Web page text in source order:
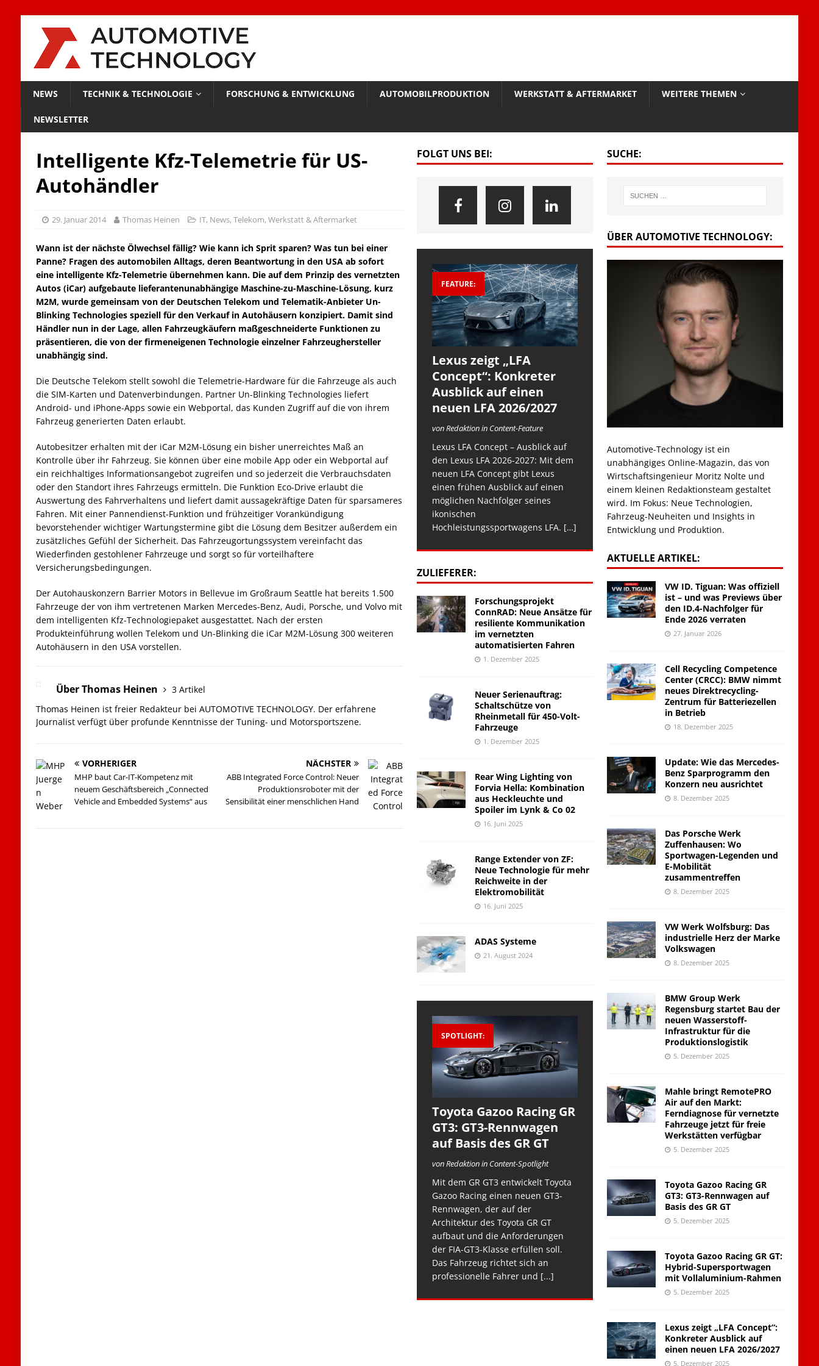
NEWS TECHNIK & TECHNOLOGIE FORSCHUNG & ENTWICKLUNG AUTOMOBILPRODUKTION WERKSTATT & AFTERMARKET WEITERE THEMEN
NEWSLETTER
Intelligente Kfz-Telemetrie für US-
Autohändler
29. Januar 2014 Thomas Heinen IT, News,Telekom,Werkstatt & Aftermarket
Wann ist der nächste Ölwechsel fällig? Wie kann ich Sprit sparen? Was tun bei einer
Panne? Fragen des automobilen Alltags, deren Beantwortung in den USA ab sofort
eine intelligente Kfz-Telemetrie übernehmen kann. Die auf dem Prinzip des vernetzten
Autos (iCar) aufgebaute lieferantenunabhängige Maschine-zu-Maschine-Lösung, kurz
M2M, wurde gemeinsam von der Deutschen Telekom und Telematik-Anbieter Un-
Blinking Technologies speziell für den Verkauf in Autohäusern konzipiert. Damit sind
Händler nun in der Lage, allen Fahrzeugkäufern maßgeschneiderte Funktionen zu
präsentieren, die von der firmeneigenen Technologie einzelner Fahrzeughersteller
unabhängig sind.
Die Deutsche Telekom stellt sowohl die Telemetrie-Hardware für die Fahrzeuge als auch
die SIM-Karten und Datenverbindungen. Partner Un-Blinking Technologies liefert
Android- und iPhone-Apps sowie ein Webportal, das Kunden Zugriff auf die von ihrem
Fahrzeug generierten Daten erlaubt.
Autobesitzer erhalten mit der iCar M2M-Lösung ein bisher unerreichtes Maß an
Kontrolle über ihr Fahrzeug. Sie können über eine mobile App oder ein Webportal auf
ein reichhaltiges Informationsangebot zugreifen und so jederzeit die Verbrauchsdaten
oder den Standort ihres Fahrzeugs ermitteln. Die Funktion Eco-Drive erlaubt die
Auswertung des Fahrverhaltens und liefert damit aussagekräftige Daten für sparsameres
Fahren. Mit einer Pannendienst-Funktion und frühzeitiger Vorankündigung
bevorstehender wichtiger Wartungstermine gibt die Lösung dem Besitzer außerdem ein
zusätzliches Gefühl der Sicherheit. Das Fahrzeugortungssystem vereinfacht das
Wiederfinden gestohlener Fahrzeuge und sorgt so für vorteilhaftere
Versicherungsbedingungen.
Der Autohauskonzern Barrier Motors in Bellevue im Großraum Seattle hat bereits 1.500
Fahrzeuge der von ihm vertretenen Marken Mercedes-Benz, Audi, Porsche, und Volvo mit
dem intelligenten Kfz-Technologiepaket ausgestattet. Nach der ersten
Produkteinführung wollen Telekom und Un-Blinking die iCar M2M-Lösung 300 weiteren
Autohäusern in den USA vorstellen.
Über Thomas Heinen
3 Artikel
Thomas Heinen ist freier Redakteur bei AUTOMOTIVE TECHNOLOGY. Der erfahrene
Journalist verfügt über profunde Kenntnisse der Tuning- und Motorsportszene.
VORHERIGER
MHP baut Car-IT-Kompetenz mit
neuem Geschäftsbereich „Connected
Vehicle and Embedded Systems“ aus
NÄCHSTER
ABB Integrated Force Control: Neuer
Produktionsroboter mit der
Sensibilität einer menschlichen Hand
FOLGT UNS BEI:
FEATURE:
Lexus zeigt „LFA
Concept“: Konkreter
Ausblick auf einen
neuen LFA 2026/2027
von Redaktion in Content-Feature
Lexus LFA Concept – Ausblick auf
den Lexus LFA 2026-2027: Mit dem
neuen LFA Concept gibt Lexus
einen frühen Ausblick auf einen
möglichen Nachfolger seines
ikonischen
Hochleistungssportwagens LFA. […]
ZULIEFERER:
Forschungsprojekt
ConnRAD: Neue Ansätze für
resiliente Kommunikation
im vernetzten
automatisierten Fahren
1. Dezember 2025
Neuer Serienauftrag:
Schaltschütze von
Rheinmetall für 450-Volt-
Fahrzeuge
1. Dezember 2025
Rear Wing Lighting von
Forvia Hella: Kombination
aus Heckleuchte und
Spoiler im Lynk & Co 02
16. Juni 2025
Range Extender von ZF:
Neue Technologie für mehr
Reichweite in der
Elektromobilität
16. Juni 2025
ADAS Systeme
21. August 2024
SPOTLIGHT:
Toyota Gazoo Racing GR
GT3: GT3-Rennwagen
auf Basis des GR GT
von Redaktion in Content-Spotlight
Mit dem GR GT3 entwickelt Toyota
Gazoo Racing einen neuen GT3-
Rennwagen, der auf der
Architektur des Toyota GR GT
aufbaut und die Anforderungen
der FIA-GT3-Klasse erfüllen soll.
Das Fahrzeug richtet sich an
professionelle Fahrer und [...]
SUCHE:
ÜBER AUTOMOTIVE TECHNOLOGY:
Automotive-Technology ist ein
unabhängiges Online-Magazin, das von
Wirtschaftsingenieur Moritz Nolte und
einem kleinen Redaktionsteam gestaltet
wird. Im Fokus: Neue Technologien,
Fahrzeug-Neuheiten und Insights in
Entwicklung und Produktion.
AKTUELLE ARTIKEL:
VW ID. Tiguan: Was offiziell
ist – und was Previews über
den ID.4-Nachfolger für
Ende 2026 verraten
27. Januar 2026
Cell Recycling Competence
Center (CRCC): BMW nimmt
neues Direktrecycling-
Zentrum für Batteriezellen
in Betrieb
18. Dezember 2025
Update: Wie das Mercedes-
Benz Sparprogramm den
Konzern neu ausrichtet
8. Dezember 2025
Das Porsche Werk
Zuffenhausen: Wo
Sportwagen-Legenden und
E-Mobilität
zusammentreffen
8. Dezember 2025
VW Werk Wolfsburg: Das
industrielle Herz der Marke
Volkswagen
8. Dezember 2025
BMW Group Werk
Regensburg startet Bau der
neuen Wasserstoff-
Infrastruktur für die
Produktionslogistik
5. Dezember 2025
Mahle bringt RemotePRO
Air auf den Markt:
Ferndiagnose für vernetzte
Fahrzeuge jetzt für freie
Werkstätten verfügbar
5. Dezember 2025
Toyota Gazoo Racing GR
GT3: GT3-Rennwagen auf
Basis des GR GT
5. Dezember 2025
Toyota Gazoo Racing GR GT:
Hybrid-Supersportwagen
mit Vollaluminium-Rahmen
5. Dezember 2025
Lexus zeigt „LFA Concept“:
Konkreter Ausblick auf
einen neuen LFA 2026/2027
5. Dezember 2025